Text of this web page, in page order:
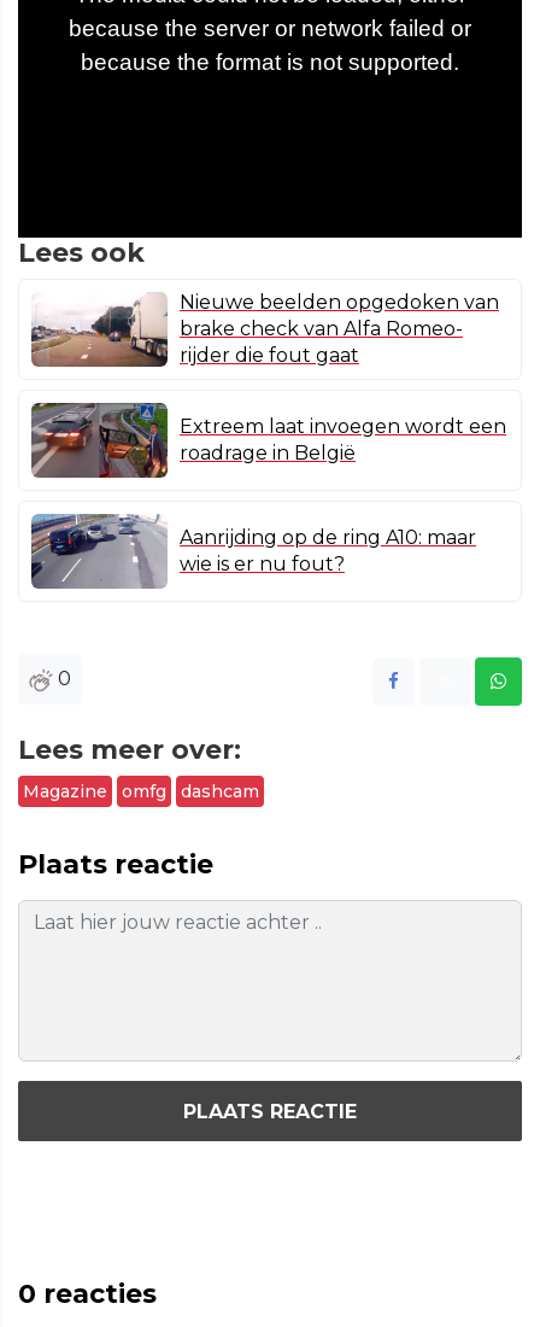
Lees ook
Nieuwe beelden opgedoken van
brake check van Alfa Romeo-
rijder die fout gaat
Extreem laat invoegen wordt een
roadrage in België
Aanrijding op de ring A10: maar
wie is er nu fout?
0
Lees meer over:
Magazine omfg dashcam
Plaats reactie
PLAATS REACTIE
0 reacties